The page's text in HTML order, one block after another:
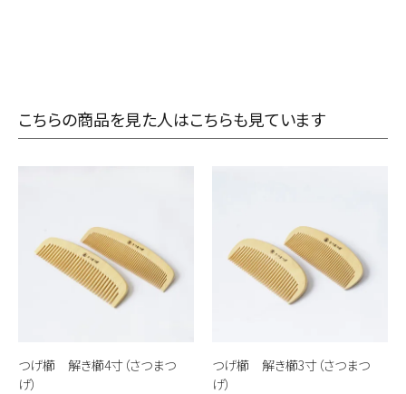
こちらの商品を見た人はこちらも見ています
つげ櫛 解き櫛4寸（さつまつ
げ）
つげ櫛 解き櫛3寸（さつまつ
げ）